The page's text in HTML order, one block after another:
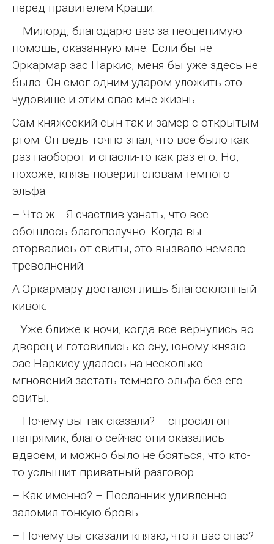
перед правителем Краши:
– Милорд, благодарю вас за неоценимую
помощь, оказанную мне. Если бы не
Эркармар эас Наркис, меня бы уже здесь не
было. Он смог одним ударом уложить это
чудовище и этим спас мне жизнь.
Сам княжеский сын так и замер с открытым
ртом. Он ведь точно знал, что все было как
раз наоборот и спасли-то как раз его. Но,
похоже, князь поверил словам темного
эльфа.
– Что ж… Я счастлив узнать, что все
обошлось благополучно. Когда вы
оторвались от свиты, это вызвало немало
треволнений.
А Эркармару достался лишь благосклонный
кивок.
…Уже ближе к ночи, когда все вернулись во
дворец и готовились ко сну, юному князю
эас Наркису удалось на несколько
мгновений застать темного эльфа без его
свиты.
– Почему вы так сказали? – спросил он
напрямик, благо сейчас они оказались
вдвоем, и можно было не бояться, что кто-
то услышит приватный разговор.
– Как именно? – Посланник удивленно
заломил тонкую бровь.
– Почему вы сказали князю, что я вас спас?